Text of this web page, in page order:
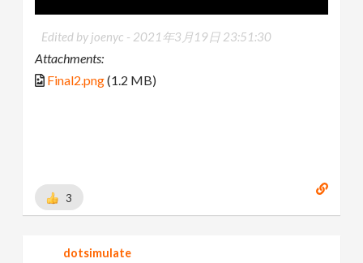
Edited by joenyc - 2021年3月19日 23:51:30
Attachments:
Final2.png(1.2 MB)
3
dotsimulate